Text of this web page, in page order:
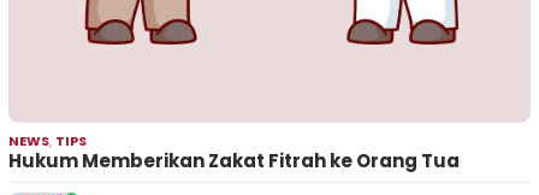
NEWS, TIPS
Hukum Memberikan Zakat Fitrah ke Orang Tua